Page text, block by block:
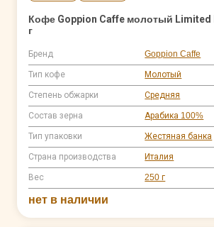
Кофе Goppion Caffe молотый Limited
г
Бренд Goppion Caffe
Тип кофе Молотый
Степень обжарки Средняя
Состав зерна Арабика 100%
Тип упаковки Жестяная банка
Страна производства Италия
Вес 250 г
нет в наличии